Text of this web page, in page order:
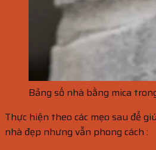
Bảng số nhà bằng mica
Thực hiện theo các mẹo sau để
nhà đẹp nhưng vẫn phong cách :